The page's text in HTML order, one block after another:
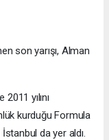
son yarışı, Alman
yılını
kurduğu Formula
da yer aldı.